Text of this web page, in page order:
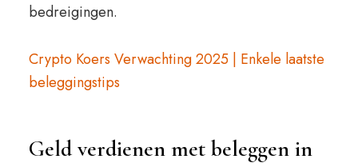
bedreigingen.
Crypto Koers Verwachting 2025 | Enkele laatste
beleggingstips
Geld verdienen met beleggen in